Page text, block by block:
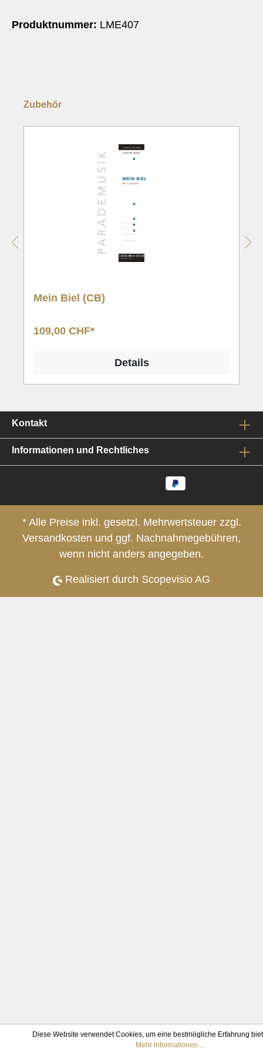
Produktnummer: LME407
Zubehör
Mein Biel (CB)
109,00 CHF*
Details
Kontakt
Informationen und Rechtliches
* Alle Preise inkl. gesetzl. Mehrwertsteuer zzgl.
Versandkosten und ggf. Nachnahmegebühren,
wenn nicht anders angegeben.
Realisiert durch Scopevisio AG
Diese Website verwendet Cookies, um eine bestmögliche Erfahrung
Mehr Informationen ...